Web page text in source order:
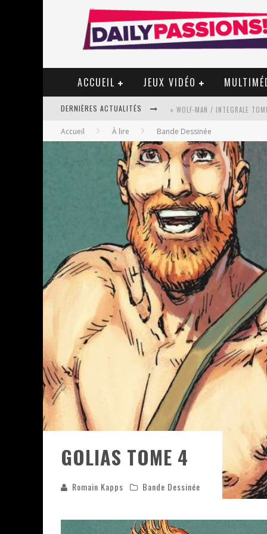
ACCUEIL JEUX VIDÉO
DERNIÈRES ACTUALITÉS « WOLF-MAN / INTEGRALE
« MON VILLAGE RÉVOLTÉ » -
STAR FOX
PSYRIVER 2026 : LA MAGIE
« MOFUSAND / PARLER
ASSASSIN'S CREED BLACK FLAG
« LE VENT DAND LES SAULES
« DAMN THEM ALL » - UN DUO
YOSHI AND THE MYSTERIOUS
Accueil À lire Bande Dessinée
GOLIAS TOME 4
Romain Kapps Bande Dessinée